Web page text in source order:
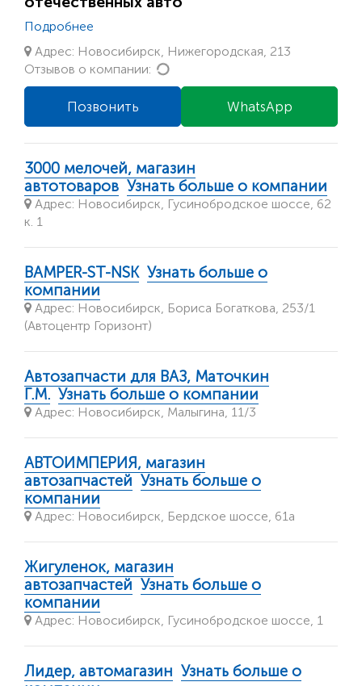
Подробнее
Адрес: Новосибирск, Нижегородская, 213
Отзывов о компании:
WhatsApp
Позвонить
3000 мелочей, магазин
автотоваров Узнать больше о компании
Адрес: Новосибирск, Гусинобродское шоссе, 62
к. 1
BAMPER-ST-NSK Узнать больше о
компании
Адрес: Новосибирск, Бориса Богаткова, 253/1
(Автоцентр Горизонт)
Автозапчасти для ВАЗ, Маточкин
Г.М. Узнать больше о компании
Адрес: Новосибирск, Малыгина, 11/3
АВТОИМПЕРИЯ, магазин
автозапчастей Узнать больше о
компании
Адрес: Новосибирск, Бердское шоссе, 61а
Жигуленок, магазин
автозапчастей Узнать больше о
компании
Адрес: Новосибирск, Гусинобродское шоссе, 1
Лидер, автомагазин Узнать больше о